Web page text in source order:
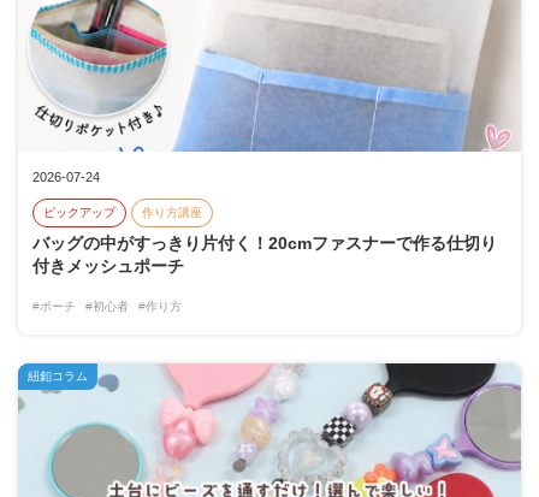
2026-07-24
ピックアップ 作り方講座
バッグの中がすっきり片付く！20cmファスナーで作る仕切り
付きメッシュポーチ
#ポーチ #初心者 #作り方
紐釦コラム